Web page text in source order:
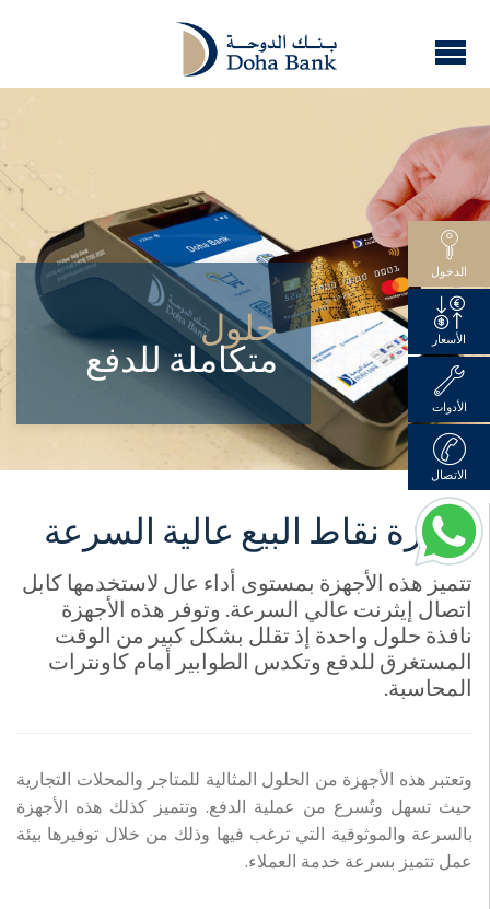
حلول
متكاملة للدفع
أجهزة نقاط البيع عالية السرعة
تتميز هذه الأجهزة بمستوى أداء عال لاستخدمها كابل
اتصال إيثرنت عالي السرعة. وتوفر هذه الأجهزة
نافذة حلول واحدة إذ تقلل بشكل كبير من الوقت
المستغرق للدفع وتكدس الطوابير أمام كاونترات
المحاسبة.
وتعتبر هذه الأجهزة من الحلول المثالية للمتاجر والمحلات التجارية
حيث تسهل وتُسرع من عملية الدفع. وتتميز كذلك هذه الأجهزة
بالسرعة والموثوقية التي ترغب فيها وذلك من خلال توفيرها بيئة
عمل تتميز بسرعة خدمة العملاء.
الدخول
الأسعار
الأدوات
الاتصال